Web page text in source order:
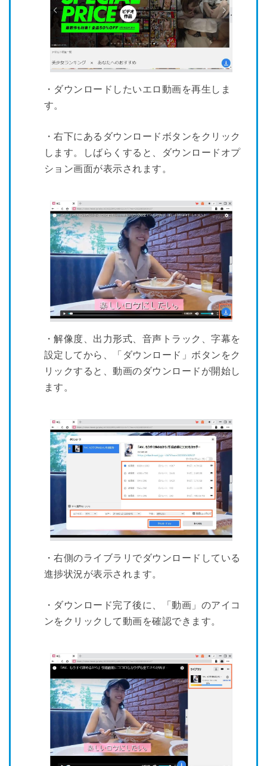
・ダウンロードしたいエロ動画を再生しま
す。
・右下にあるダウンロードボタンをクリック
します。しばらくすると、ダウンロードオプ
ション画面が表示されます。
・解像度、出力形式、音声トラック、字幕を
設定してから、「ダウンロード」ボタンをク
リックすると、動画のダウンロードが開始し
ます。
・右側のライブラリでダウンロードしている
進捗状況が表示されます。
・ダウンロード完了後に、「動画」のアイコ
ンをクリックして動画を確認できます。